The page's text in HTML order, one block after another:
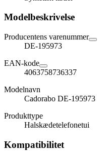
Modelbeskrivelse
Producentens varenummer
DE-195973
EAN-kode
4063758736337
Modelnavn
Cadorabo DE-195973
Produkttype
Halskædetelefonetui
Kompatibilitet